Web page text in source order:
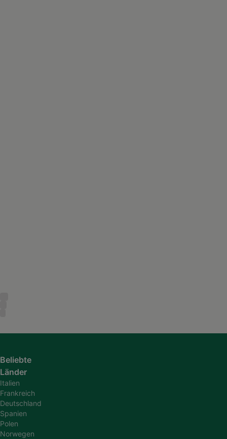
Beliebte
Länder
Italien
Frankreich
Deutschland
Spanien
Polen
Norwegen